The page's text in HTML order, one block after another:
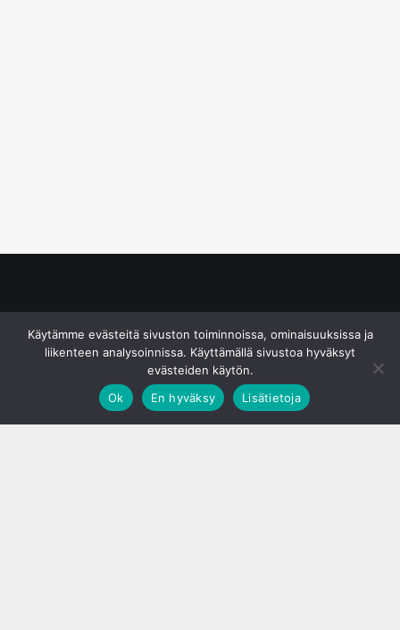
Käytämme evästeitä sivuston toiminnoissa, ominaisuuksissa ja
liikenteen analysoinnissa. Käyttämällä sivustoa hyväksyt
evästeiden käytön.
Ok
En hyväksy Lisätietoja